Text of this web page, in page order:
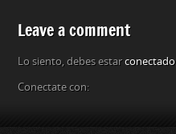
Leave a comment
Lo siento, debes estarconectado
Conectate con: